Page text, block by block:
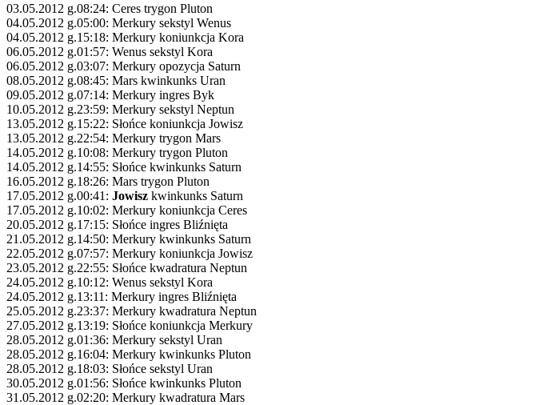
03.05.2012 g.08:24: Ceres trygon Pluton
04.05.2012 g.05:00: Merkury sekstyl Wenus
04.05.2012 g.15:18: Merkury koniunkcja Kora
06.05.2012 g.01:57: Wenus sekstyl Kora
06.05.2012 g.03:07: Merkury opozycja Saturn
08.05.2012 g.08:45: Mars kwinkunks Uran
09.05.2012 g.07:14: Merkury ingres Byk
10.05.2012 g.23:59: Merkury sekstyl Neptun
13.05.2012 g.15:22: Słońce koniunkcja Jowisz
13.05.2012 g.22:54: Merkury trygon Mars
14.05.2012 g.10:08: Merkury trygon Pluton
14.05.2012 g.14:55: Słońce kwinkunks Saturn
16.05.2012 g.18:26: Mars trygon Pluton
17.05.2012 g.00:41: Jowisz kwinkunks Saturn
17.05.2012 g.10:02: Merkury koniunkcja Ceres
20.05.2012 g.17:15: Słońce ingres Bliźnięta
21.05.2012 g.14:50: Merkury kwinkunks Saturn
22.05.2012 g.07:57: Merkury koniunkcja Jowisz
23.05.2012 g.22:55: Słońce kwadratura Neptun
24.05.2012 g.10:12: Wenus sekstyl Kora
24.05.2012 g.13:11: Merkury ingres Bliźnięta
25.05.2012 g.23:37: Merkury kwadratura Neptun
27.05.2012 g.13:19: Słońce koniunkcja Merkury
28.05.2012 g.01:36: Merkury sekstyl Uran
28.05.2012 g.16:04: Merkury kwinkunks Pluton
28.05.2012 g.18:03: Słońce sekstyl Uran
30.05.2012 g.01:56: Słońce kwinkunks Pluton
31.05.2012 g.02:20: Merkury kwadratura Mars